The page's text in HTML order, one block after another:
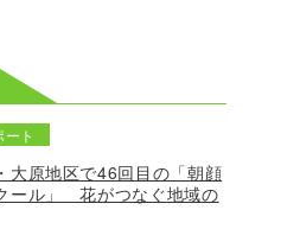
ト
大原地区で46回目の「朝顔
ール」 花がつなぐ地域の